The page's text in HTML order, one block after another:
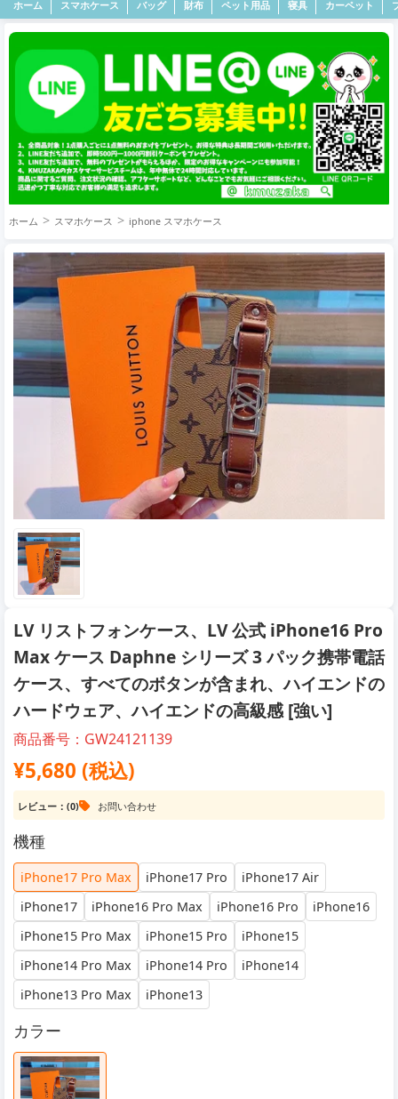
ホーム スマホケース バッグ 財布 ペット用品 寝具 カーペット
ホーム スマホケース iphone スマホケース
LV リストフォンケース、LV 公式 iPhone16 Pro
Max ケース Daphne シリーズ 3 パック携帯電話
ケース、すべてのボタンが含まれ、ハイエンドの
ハードウェア、ハイエンドの高級感 [強い]
商品番号：GW24121139
¥5,680 (税込)
レビュー：(0) お問い合わせ
機種
iPhone17 Pro Max iPhone17 Pro
iPhone17 Air
iPhone17
iPhone16 Pro Max iPhone16 Pro
iPhone16
iPhone15 Pro Max
iPhone15 Pro
iPhone15
iPhone14 Pro Max
iPhone14 Pro
iPhone14
iPhone13 Pro Max
iPhone13
カラー